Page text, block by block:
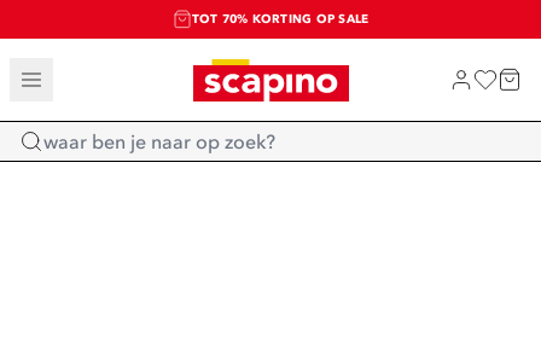
TOT 70% KORTING OP SALE
SALE: LAATSTE KANS!
SHOP NIEUW
Home